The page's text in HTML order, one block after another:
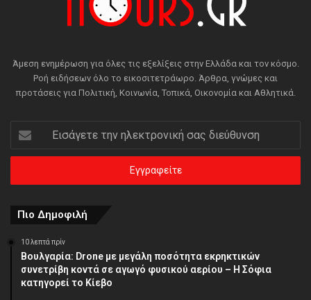
Άμεση ενημέρωση για όλες τις εξελίξεις στην Ελλάδα και τον κόσμο.
Ροή ειδήσεων όλο το εικοσιτετράωρο. Άρθρα, γνώμες και
προτάσεις για Πολιτική, Κοινωνία, Τοπικά, Οικονομία και Αθλητικά.
Εισάγετε
την
ηλεκτρονική
διεύθυνση
Πιο Δημοφιλή
10 λεπτά πρίν
Βουλγαρία: Drone με μεγάλη ποσότητα εκρηκτικών
συνετρίβη κοντά σε αγωγό φυσικού αερίου – Η Σόφια
κατηγορεί το Κίεβο